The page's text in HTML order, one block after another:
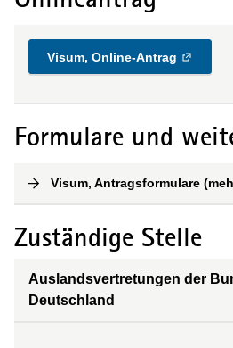
Visum, Online-Antrag
Formulare und
Visum, Antragsformulare
Zuständige Stelle
Auslandsvertretungen der
Deutschland